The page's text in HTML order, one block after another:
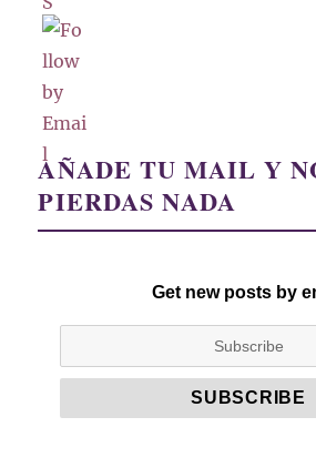
AÑADE TU MAIL Y
PIERDAS NADA
Get new posts by